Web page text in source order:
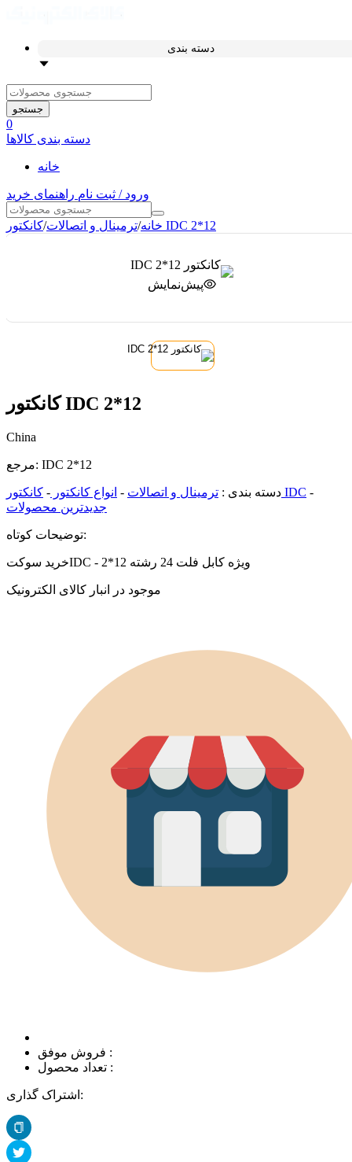
دسته بندی
جستجو
0
دسته بندی کالاها
خانه
ورود / ثبت نام راهنمای خرید
خانه/ترمینال و اتصالات/ کانکتور IDC 2*12
پیش‌نمایش
کانکتور IDC 2*12
China
مرجع: IDC 2*12
دسته بندی : ترمینال و اتصالات - انواع کانکتور - کانکتور IDC -
جدیدترین محصولات
توضیحات کوتاه:
خرید سوکتIDC - 2*12 ویژه کابل فلت 24 رشته
موجود در انبار کالای الکترونیک
فروش موفق :
تعداد محصول :
اشتراک گذاری: